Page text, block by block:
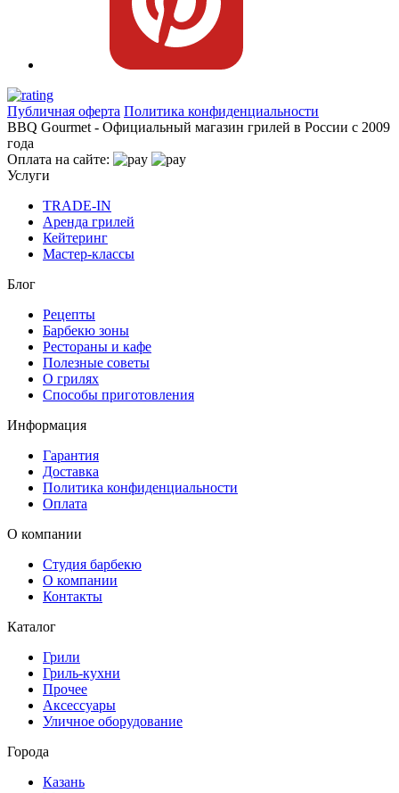
Публичная оферта Политика конфиденциальности
BBQ Gourmet - Официальный магазин грилей в России с 2009
года
Оплата на сайте:
Услуги
TRADE-IN
Аренда грилей
Кейтеринг
Мастер-классы
Блог
Рецепты
Барбекю зоны
Рестораны и кафе
Полезные советы
О грилях
Способы приготовления
Информация
Гарантия
Доставка
Политика конфиденциальности
Оплата
О компании
Студия барбекю
О компании
Контакты
Каталог
Грили
Гриль-кухни
Прочее
Аксессуары
Уличное оборудование
Города
Казань